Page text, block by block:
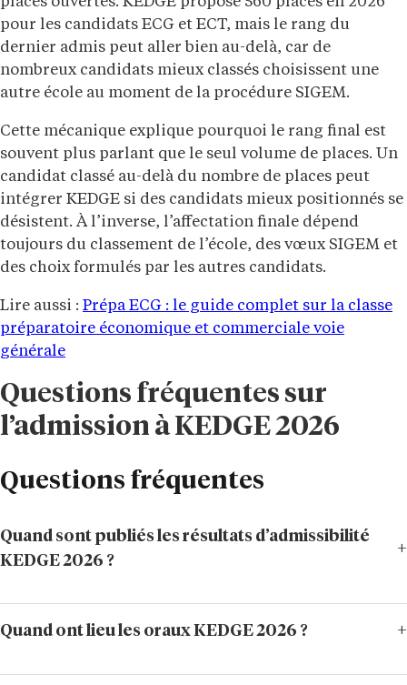
pour les candidats ECG et ECT, mais le rang du
dernier admis peut aller bien au-delà, car de
nombreux candidats mieux classés choisissent une
autre école au moment de la procédure SIGEM.
Cette mécanique explique pourquoi le rang final est
souvent plus parlant que le seul volume de places. Un
candidat classé au-delà du nombre de places peut
intégrer KEDGE si des candidats mieux positionnés se
désistent. À l’inverse, l’affectation finale dépend
toujours du classement de l’école, des vœux SIGEM et
des choix formulés par les autres candidats.
Lire aussi : Prépa ECG : le guide complet sur la classe
préparatoire économique et commerciale voie
générale
Questions fréquentes sur
l’admission à KEDGE 2026
Questions fréquentes
Quand sont publiés les résultats d’admissibilité
KEDGE 2026 ?
Quand ont lieu les oraux KEDGE 2026 ?